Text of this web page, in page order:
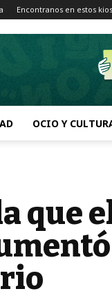
Encontranos en estos
OCIO Y
que